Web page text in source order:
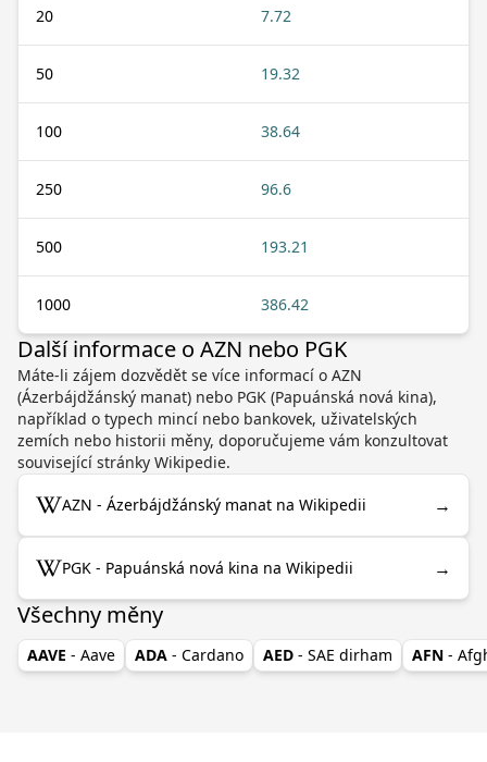
20 7.72
50 19.32
100 38.64
250 96.6
500 193.21
1000 386.42
Další informace o AZN nebo PGK
Máte-li zájem dozvědět se více informací o AZN
(Ázerbájdžánský manat) nebo PGK (Papuánská nová kina),
například o typech mincí nebo bankovek, uživatelských
zemích nebo historii měny, doporučujeme vám konzultovat
související stránky Wikipedie.
AZN - Ázerbájdžánský manat na Wikipedii →
PGK - Papuánská nová kina na Wikipedii →
Všechny měny
AAVE - Aave ADA - Cardano AED - SAE dirham AFN -